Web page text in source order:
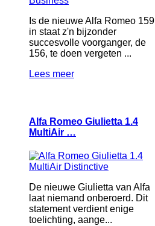
Is de nieuwe Alfa Romeo 159
in staat z'n bijzonder
succesvolle voorganger, de
156, te doen vergeten ...
Lees meer
Alfa Romeo Giulietta 1.4
MultiAir …
De nieuwe Giulietta van Alfa
laat niemand onberoerd. Dit
statement verdient enige
toelichting, aange...